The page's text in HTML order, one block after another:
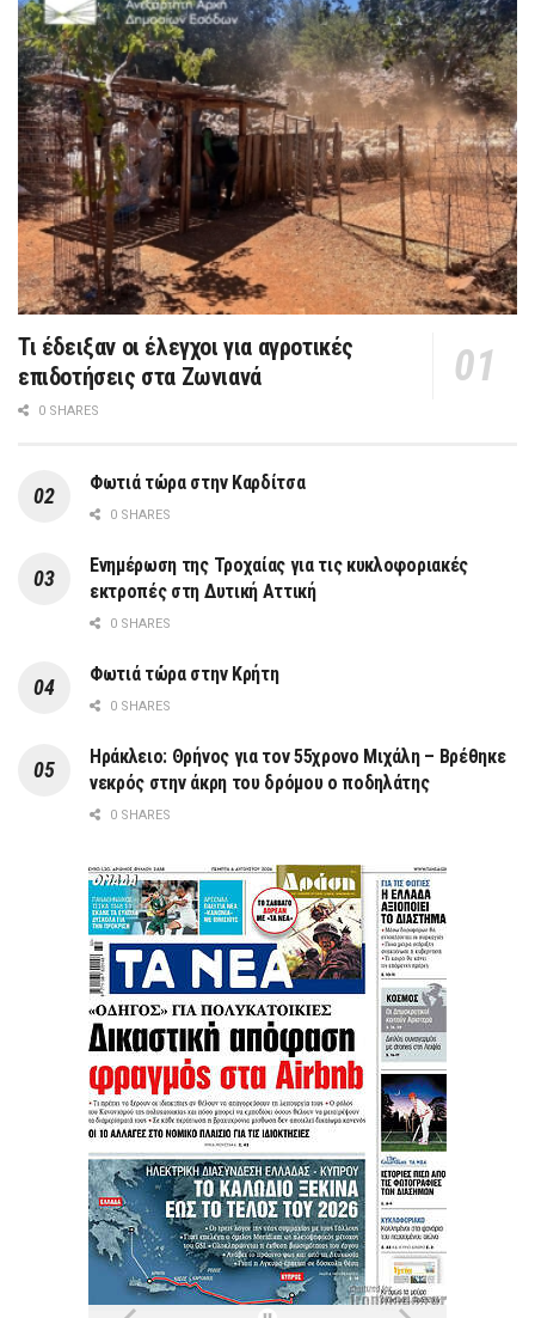
Τι έδειξαν οι έλεγχοι για αγροτικές
επιδοτήσεις στα Ζωνιανά
0 SHARES
Φωτιά τώρα στην Καρδίτσα
0 SHARES
Ενημέρωση της Τροχαίας για τις κυκλοφοριακές
εκτροπές στη Δυτική Αττική
0 SHARES
Φωτιά τώρα στην Κρήτη
0 SHARES
Ηράκλειο: Θρήνος για τον 55χρονο Μιχάλη – Βρέθηκε
νεκρός στην άκρη του δρόμου ο ποδηλάτης
0 SHARES